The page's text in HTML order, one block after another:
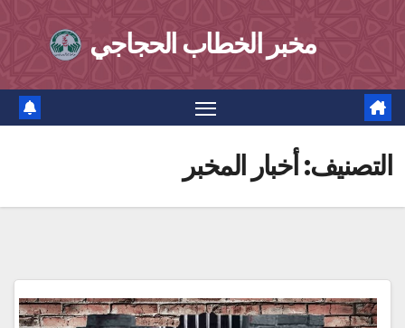
مخبر الخطاب الحجاجي
التصنيف: أخبار المخبر